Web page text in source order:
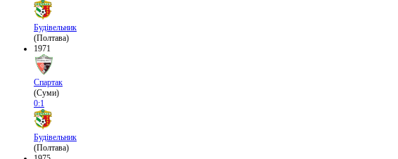
Будівельник
(Полтава)
1971
Спартак
(Суми)
0:1
Будівельник
(Полтава)